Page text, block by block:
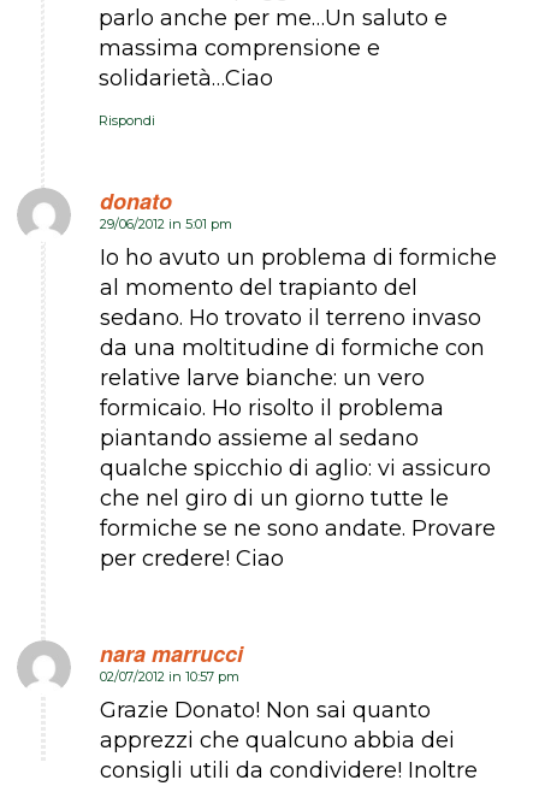
parlo anche per me…Un saluto e
massima comprensione e
solidarietà…Ciao
Rispondi
donato
dice:
29/06/2012 in 5:01 pm
Io ho avuto un problema di formiche
al momento del trapianto del
sedano. Ho trovato il terreno invaso
da una moltitudine di formiche con
relative larve bianche: un vero
formicaio. Ho risolto il problema
piantando assieme al sedano
qualche spicchio di aglio: vi assicuro
che nel giro di un giorno tutte le
formiche se ne sono andate. Provare
per credere! Ciao
nara marrucci
dice:
02/07/2012 in 10:57 pm
Grazie Donato! Non sai quanto
apprezzi che qualcuno abbia dei
consigli utili da condividere! Inoltre